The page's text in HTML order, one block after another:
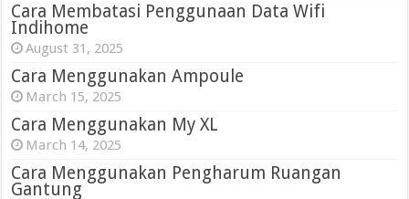
Cara Membatasi Penggunaan Data Wifi
Indihome
August 31, 2025
Cara Menggunakan Ampoule
March 15, 2025
Cara Menggunakan My XL
March 14, 2025
Cara Menggunakan Pengharum Ruangan
Gantung